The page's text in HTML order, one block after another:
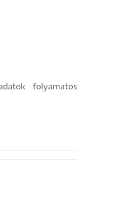
folyamatos